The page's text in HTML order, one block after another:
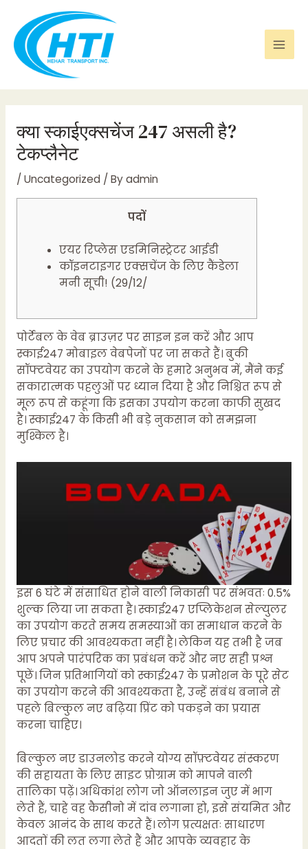
content
क्या स्काईएक्सचेंज 247 असली है?
टेकप्लैनेट
/ Uncategorized/ Byadmin
पदों
एयर रिप्लेस एडमिनिस्ट्रेटर आईडी
कॉइनटाइगर एक्सचेंज के लिए कैंडेला
मनी सूची! (29/12/
पोर्टेबल के वेब ब्राउज़र पर साइन इन करें और आप
स्काई247 मोबाइल वेबपेजों पर जा सकते हैं। बुकी
सॉफ्टवेयर का उपयोग करने के हमारे अनुभव में, मैंने कई
सकारात्मक पहलुओं पर ध्यान दिया है और निश्चित रूप से
मूल रूप से कहूंगा कि इसका उपयोग करना काफी सुखद
है। स्काई247 के किसी भी बड़े नुकसान को समझना
मुश्किल है।
इस 6 घंटे में संसाधित होने वाली निकासी पर संभवतः 0.5%
शुल्क लिया जा सकता है। स्काई247 एप्लिकेशन सेल्युलर
का उपयोग करते समय समस्याओं का समाधान करने के
लिए प्रचार की आवश्यकता नहीं है। लेकिन यह तभी है जब
आप अपने पारंपरिक का प्रबंधन करें और नए सही प्रश्न
पूछें। जिन प्रतिभागियों को स्काई247 के प्रमोशन के पूरे सेट
का उपयोग करने की आवश्यकता है, उन्हें संबंध बनाने से
पहले बिल्कुल नए बढ़िया प्रिंट को पकड़ने का प्रयास
करना चाहिए।
बिल्कुल नए डाउनलोड करने योग्य सॉफ़्टवेयर संस्करण
की सहायता के लिए साइट प्रोग्राम को मापने वाली
तालिका पढ़ें। अधिकांश लोग जो ऑनलाइन जुए में भाग
लेते हैं, चाहे वह कैसीनो में दांव लगाना हो, इसे संयमित और
केवल आनंद के साथ करते हैं। लोग प्रत्यक्षतः साधारण
आदतों की लत लगा लेते हैं और आपके व्यवहार के
navigation